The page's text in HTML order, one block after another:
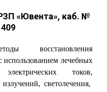
«Ювента», каб. №
восстановления
использованием лечебных
токов,
светолечения,